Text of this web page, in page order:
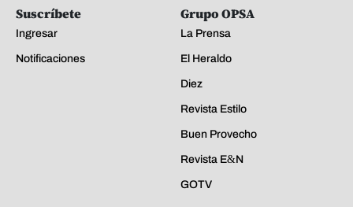
Suscríbete
Ingresar
Notificaciones
Grupo OPSA
La Prensa
El Heraldo
Diez
Revista Estilo
Buen Provecho
Revista E&N
GOTV